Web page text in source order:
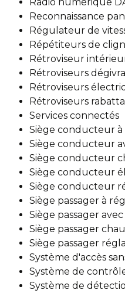
Reconnaissance
Régulateur de
Répétiteurs de
Rétroviseur
Rétroviseurs
Rétroviseurs
Rétroviseurs
Services connectés
Siège conducteur à
Siège conducteur
Siège conducteur
Siège conducteur
Siège conducteur
Siège passager à
Siège passager
Siège passager
Siège passager
Système d'accès
Système de
Système de